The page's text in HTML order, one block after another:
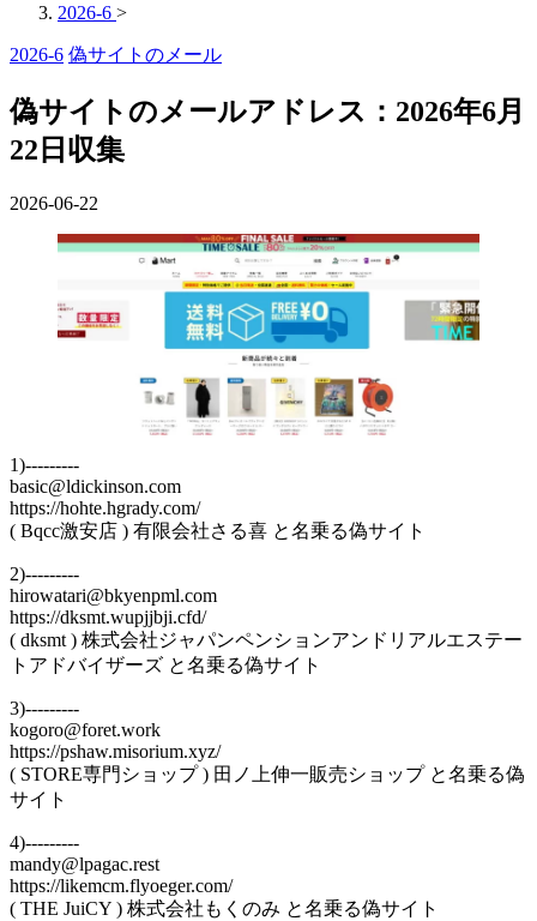
2026-6 >
2026-6 偽サイトのメール
偽サイトのメールアドレス：2026年6月
22日収集
2026-06-22
1)---------
basic@ldickinson.com
https://hohte.hgrady.com/
( Bqcc激安店 ) 有限会社さる喜 と名乗る偽サイト
2)---------
hirowatari@bkyenpml.com
https://dksmt.wupjjbji.cfd/
( dksmt ) 株式会社ジャパンペンションアンドリアルエステー
トアドバイザーズ と名乗る偽サイト
3)---------
kogoro@foret.work
https://pshaw.misorium.xyz/
( STORE専門ショップ ) 田ノ上伸一販売ショップ と名乗る偽
サイト
4)---------
mandy@lpagac.rest
https://likemcm.flyoeger.com/
( THE JuiCY ) 株式会社もくのみ と名乗る偽サイト